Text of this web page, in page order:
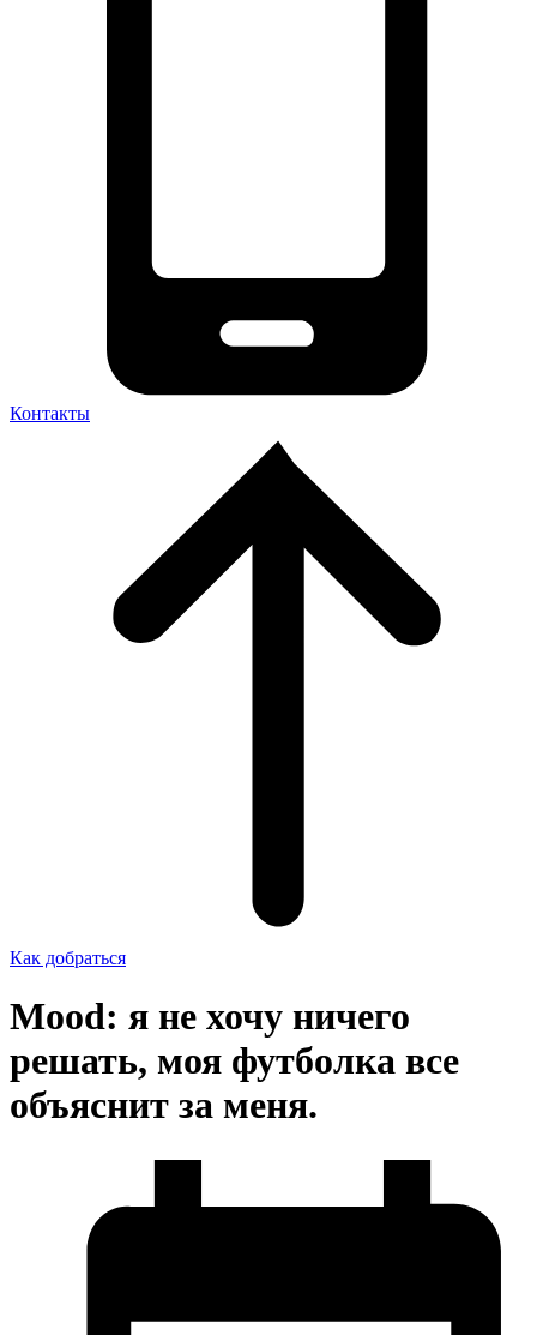
Контакты
Как добраться
Mood: я не хочу ничего
решать, моя футболка все
объяснит за меня.